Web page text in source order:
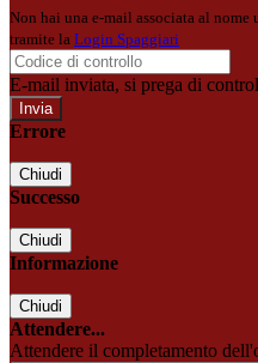
Non hai una e-mail associata al nome
tramite la Login Spaggiari
E-mail inviata, si prega di
Errore
Chiudi
Successo
Chiudi
Informazione
Chiudi
Attendere...
Attendere il completamento